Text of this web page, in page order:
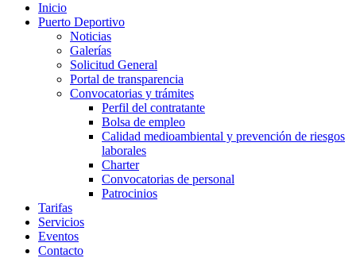
Inicio
Puerto Deportivo
Noticias
Galerías
Solicitud General
Portal de transparencia
Convocatorias y trámites
Perfil del contratante
Bolsa de empleo
Calidad medioambiental y prevención de riesgos
laborales
Charter
Convocatorias de personal
Patrocinios
Tarifas
Servicios
Eventos
Contacto